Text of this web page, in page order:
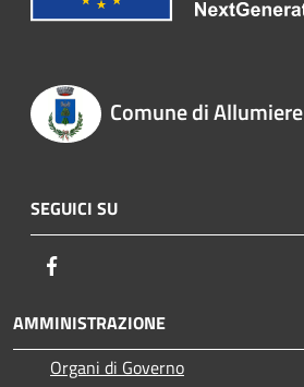
Comune di Allumiere
SEGUICI SU
AMMINISTRAZIONE
Organi di Governo